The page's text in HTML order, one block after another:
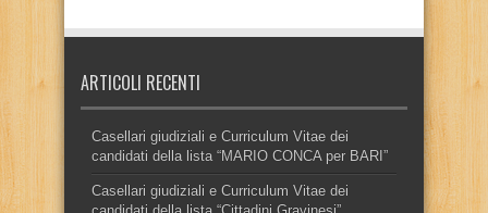
ARTICOLI RECENTI
Casellari giudiziali e Curriculum Vitae dei
candidati della lista “MARIO CONCA per BARI”
Casellari giudiziali e Curriculum Vitae dei